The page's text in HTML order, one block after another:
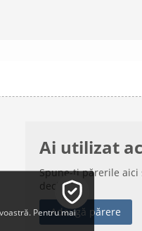
Ai utilizat
Spune-ți părerile
decizii
Adaugă părere
Pentru mai